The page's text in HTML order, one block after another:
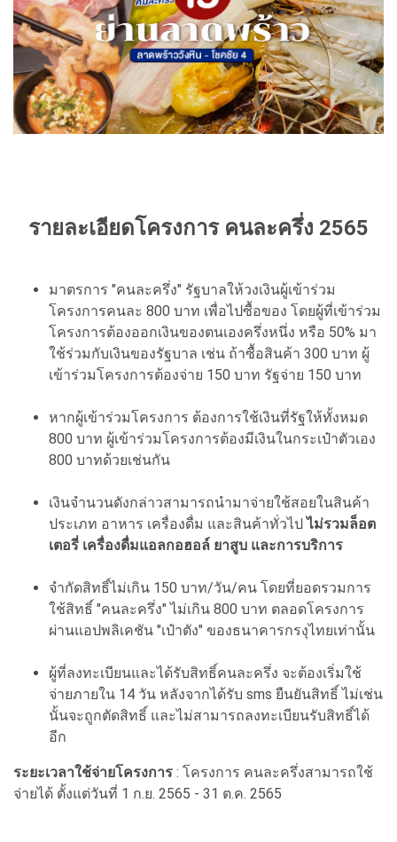
รายละเอียดโครงการ คนละครึ่ง 2565
มาตรการ "คนละครึ่ง" รัฐบาลให้วงเงินผู้เข้าร่วม
โครงการคนละ 800 บาท เพื่อไปซื้อของ โดยผู้ที่เข้าร่วม
โครงการต้องออกเงินของตนเองครึ่งหนึ่ง หรือ 50% มา
ใช้ร่วมกับเงินของรัฐบาล เช่น ถ้าซื้อสินค้า 300 บาท ผู้
เข้าร่วมโครงการต้องจ่าย 150 บาท รัฐจ่าย 150 บาท
หากผู้เข้าร่วมโครงการ ต้องการใช้เงินที่รัฐให้ทั้งหมด
800 บาท ผู้เข้าร่วมโครงการต้องมีเงินในกระเป๋าตัวเอง
800 บาทด้วยเช่นกัน
เงินจำนวนดังกล่าวสามารถนำมาจ่ายใช้สอยในสินค้า
ประเภท อาหาร เครื่องดื่ม และสินค้าทั่วไปไม่รวมล็อต
เตอรี่ เครื่องดื่มแอลกอฮอล์ ยาสูบ และการบริการ
จำกัดสิทธิ์ไม่เกิน 150 บาท/วัน/คน โดยที่ยอดรวมการ
ใช้สิทธิ์ "คนละครึ่ง" ไม่เกิน 800 บาท ตลอดโครงการ
ผ่านแอปพลิเคชัน "เป๋าตัง" ของธนาคารกรงุไทยเท่านั้น
ผู้ที่ลงทะเบียนและได้รับสิทธิ์คนละครึ่ง จะต้องเริ่มใช้
จ่ายภายใน 14 วัน หลังจากได้รับ sms ยืนยันสิทธิ์ ไม่เช่น
นั้นจะถูกตัดสิทธิ์ และไม่สามารถลงทะเบียนรับสิทธิ์ได้
อีก
ระยะเวลาใช้จ่ายโครงการ : โครงการ คนละครึ่งสามารถใช้
จ่ายได้ ตั้งแต่วันที่ 1 ก.ย. 2565 - 31 ต.ค. 2565